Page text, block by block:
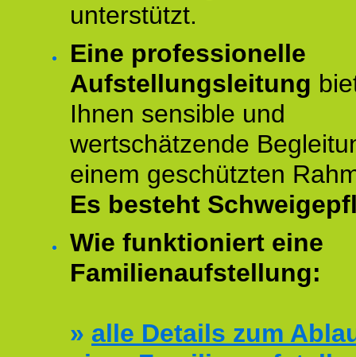
unterstützt.
Eine professionelle
Aufstellungsleitung
Ihnen sensible und
wertschätzende
einem geschützten
Es besteht
Wie funktioniert eine
Familienaufstellung:
» alle Details zum